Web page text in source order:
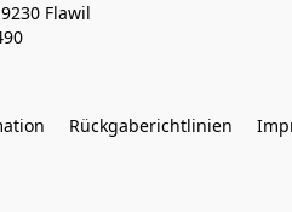
Flawil
Rückgaberichtlinien